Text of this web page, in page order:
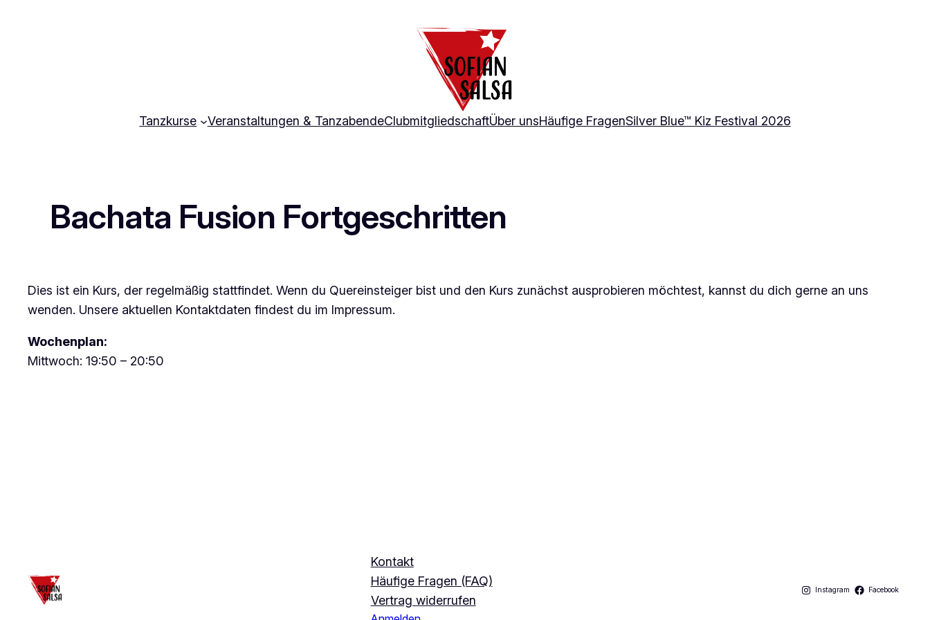
Tanzkurse Veranstaltungen & TanzabendeClubmitgliedschaftÜber unsHäufige FragenSilver Blue™ Kiz Festival 2026
Bachata Fusion Fortgeschritten
Dies ist ein Kurs, der regelmäßig stattfindet. Wenn du Quereinsteiger bist und den Kurs zunächst ausprobieren möchtest, kannst du dich gerne an uns
wenden. Unsere aktuellen Kontaktdaten findest du im Impressum.
Wochenplan:
Mittwoch: 19:50 – 20:50
Kontakt
Häufige Fragen (FAQ)
Vertrag widerrufen
Instagram Facebook